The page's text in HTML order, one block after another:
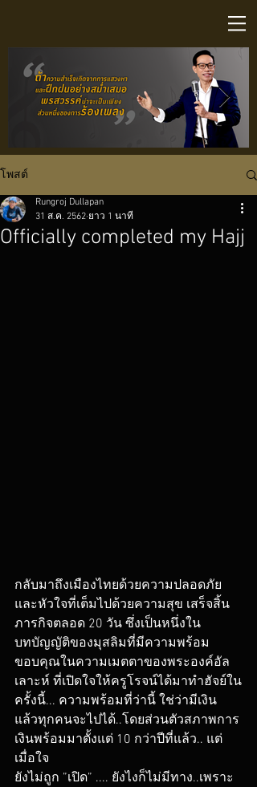
Click here
Click here
Click here
Click here
Click here
Click here
Click here
Click here
Click here
Click here
Click here
Click here
Click here
Click here
Click here
Click here
Click here
Click here
Click here
Click here
Click here
Click here
Click here
Click here
Click here
Click here
Click here
Click here
Click here
Click here
โพสต์
Officially completed my Hajj
Rungroj Dullapan
31 ส.ค. 2562 ยาว 1 นาที
กลับมาถึงเมืองไทยด้วยความปลอดภัย
และหัวใจที่เต็มไปด้วยความสุข เสร็จสิ้น
ภารกิจตลอด 20 วัน ซึ่งเป็นหนึ่งใน
บทบัญญัติของมุสลิมที่มีความพร้อม
ขอบคุณในความเมตตาของพระองค์อัล
เลาะห์ ที่เปิดใจให้ครูโรจน์ได้มาทำฮัจย์ใน
ครั้งนี้... ความพร้อมที่ว่านี้ ใช่ว่ามีเงิน
แล้วทุกคนจะไปได้..โดยส่วนตัวสภาพการ
เงินพร้อมมาตั้งแต่ 10 กว่าปีที่แล้ว.. แต่
เมื่อใจ
ยังไม่ถูก ”เปิด” .... ยังไงก็ไม่มีทาง..เพราะ